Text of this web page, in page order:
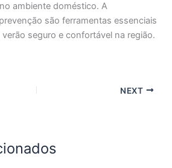
ambiente doméstico. A
são ferramentas essenciais
seguro e confortável na região.
NEXT